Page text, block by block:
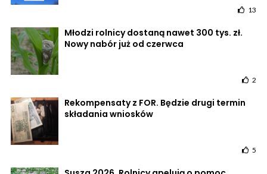
13
Młodzi rolnicy dostaną nawet 300 tys. zł.
Nowy nabór już od czerwca
2
Rekompensaty z FOR. Będzie drugi termin
składania wniosków
5